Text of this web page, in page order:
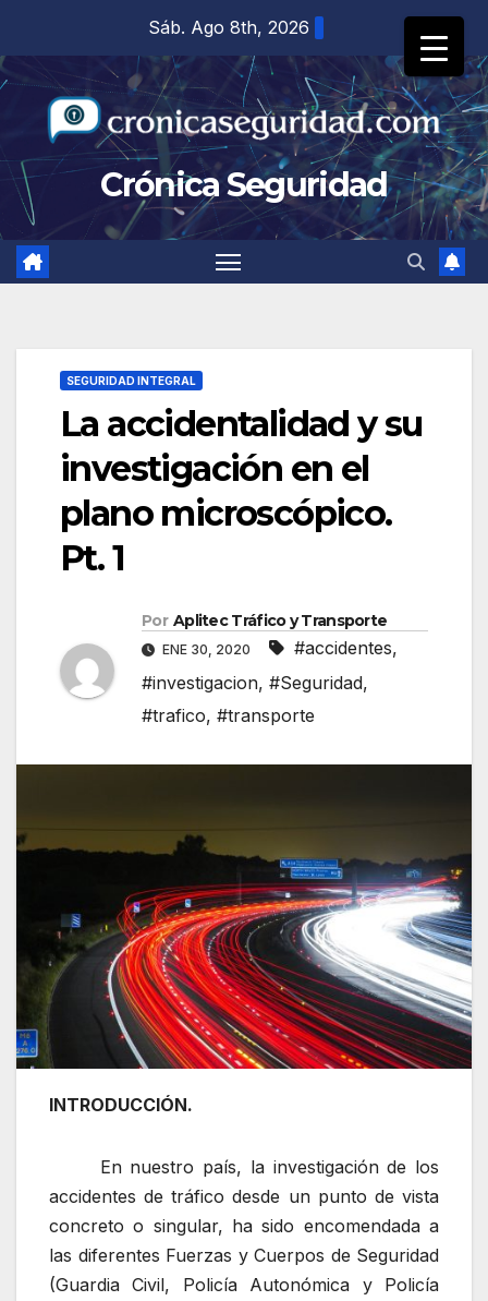
contenido
Sáb. Ago 8th, 2026
Crónica Seguridad
SEGURIDAD INTEGRAL
La accidentalidad y su
investigación en el
plano microscópico.
Pt. 1
Por Aplitec Tráfico y Transporte
ENE 30, 2020 #accidentes,
#investigacion, #Seguridad,
#trafico, #transporte
INTRODUCCIÓN.
En nuestro país, la investigación de los
accidentes de tráfico desde un punto de vista
concreto o singular, ha sido encomendada a
las diferentes Fuerzas y Cuerpos de Seguridad
(Guardia Civil, Policía Autonómica y Policía